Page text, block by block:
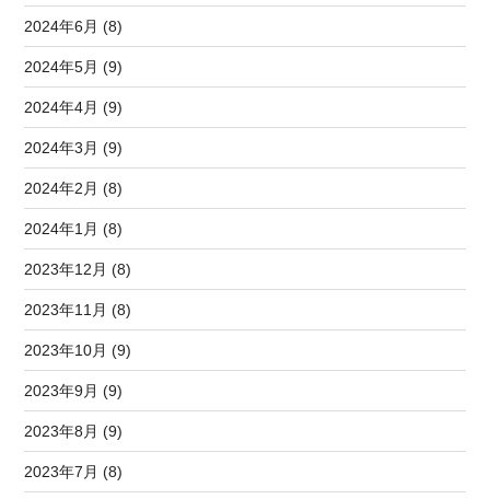
2024年6月 (8)
2024年5月 (9)
2024年4月 (9)
2024年3月 (9)
2024年2月 (8)
2024年1月 (8)
2023年12月 (8)
2023年11月 (8)
2023年10月 (9)
2023年9月 (9)
2023年8月 (9)
2023年7月 (8)